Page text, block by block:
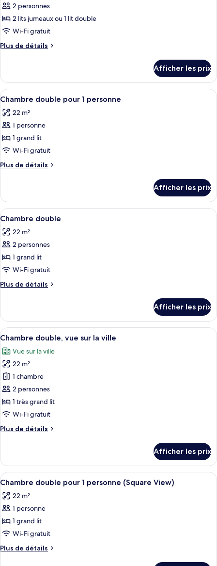
les
photos
pour
ce
chambre :
Double
or
Twin
2 personnes
2 lits jumeaux ou 1 lit double
Wi-Fi gratuit
Plus de détails
Plus
Double
or
Twin
Afficher les prix
Afficher
toutes
les
photos
pour
ce
type
de
Chambre
double
pour
1
personne
Une chambre d’hôtel moderne
4
Chambre double pour 1 personne
22 m²
1 personne
1 grand lit
Wi-Fi gratuit
Plus de détails
Plus
Chambre
double
pour
personne
Afficher les prix
Afficher
toutes
les
photos
pour
ce
type
de
Chambre
double
Une chambre d’hôtel moderne
4
Chambre double
22 m²
2 personnes
1 grand lit
Wi-Fi gratuit
Plus de détails
Plus
Chambre
double
Afficher les prix
Afficher
toutes
les
photos
pour
ce
type
de
chambre :
Chambre
sur
la
ville
Une chambre d’hôtel moderne
5
Chambre double, vue sur la ville
Vue sur la ville
22 m²
1 chambre
2 personnes
1 très grand lit
Wi-Fi gratuit
Plus de détails
Plus
Chambre
double,
vue
la
ville
Afficher les prix
Afficher
toutes
les
photos
pour
ce
type
de
Une chambre d’hôtel moderne
4
Chambre double pour 1 personne (Square View)
22 m²
1 personne
1 grand lit
Wi-Fi gratuit
Plus de détails
Plus